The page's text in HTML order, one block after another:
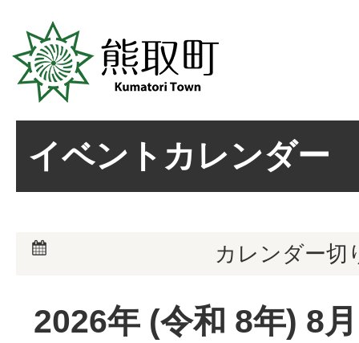
イベントカレンダー
カレンダー切
2026年 (令和 8年) 8